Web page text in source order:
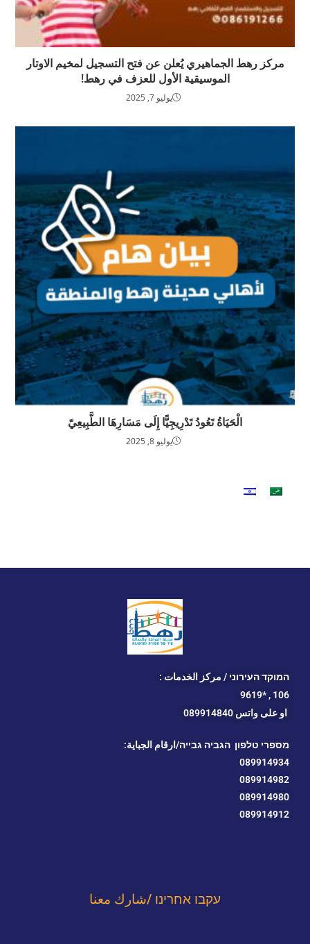
مركز رهط الجماهيري يُعلن عن فتح التسجيل لمخيم الاوتار
الموسيقية الأول للعزف في رهط!
يوليو 7, 2025
الْحَيَاةُ تَعُودُ تَدْرِيجِيًّا إِلَى مَسَارِهَا الطَّبِيعِيّ
يوليو 8, 2025
המוקד העירוני / مركز الخدمات :
106 ,
*9619
او على واتس 089914840
מספרי טלפון הגביה גבייה/ارقام الجباية:
089914934
089914982
089914980
089914912
עקבו אחרינו /شارك معنا